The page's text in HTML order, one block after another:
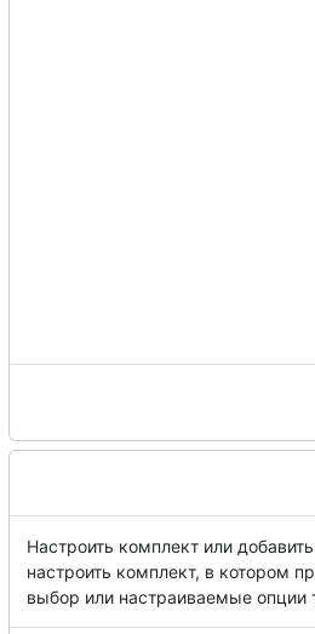
Настроить комплект или
настроить комплект, в котором
выбор или настраиваемые опции